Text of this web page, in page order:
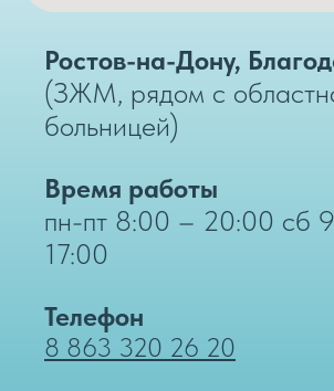
Ростов-на-Дону,
(ЗЖМ, рядом с
больницей)
Время работы
пн-пт 8:00 – 20:00 сб
17:00
Телефон
8 863 320 26 20